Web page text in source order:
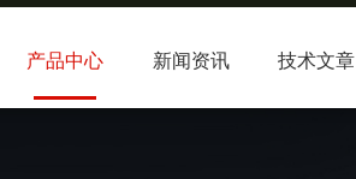
产品中心 新闻资讯 技术文章